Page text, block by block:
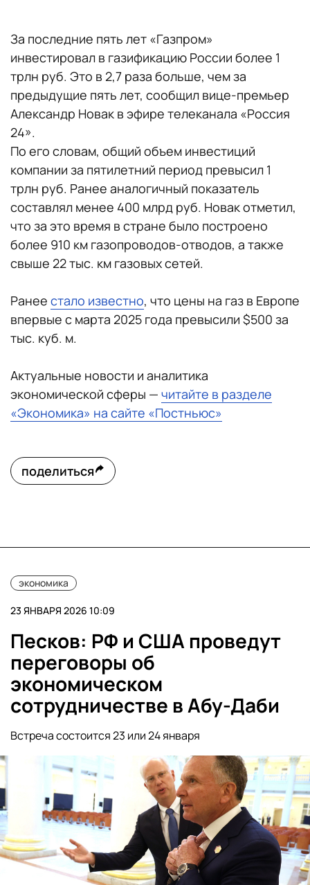
За последние пять лет «Газпром»
инвестировал в газификацию России более 1
трлн руб. Это в 2,7 раза больше, чем за
предыдущие пять лет, сообщил вице-премьер
Александр Новак в эфире телеканала «Россия
24».
По его словам, общий объем инвестиций
компании за пятилетний период превысил 1
трлн руб. Ранее аналогичный показатель
составлял менее 400 млрд руб. Новак отметил,
что за это время в стране было построено
более 910 км газопроводов-отводов, а также
свыше 22 тыс. км газовых сетей.
Ранее стало известно, что цены на газ в Европе
впервые с марта 2025 года превысили $500 за
тыс. куб. м.
Актуальные новости и аналитика
экономической сферы — читайте в разделе
«Экономика» на сайте «Постньюс»
поделиться
экономика
23 ЯНВАРЯ 2026 10:09
Песков: РФ и США проведут
переговоры об
экономическом
сотрудничестве в Абу-Даби
Встреча состоится 23 или 24 января